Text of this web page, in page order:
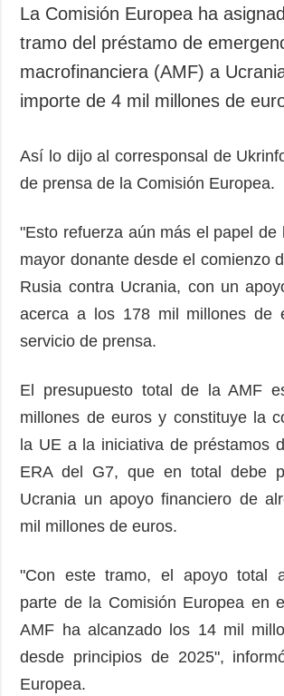
Sociedad y
Cultura
Deportes
Crimen
emergencias
ADICIONAL
Publicaciones
Entrevistas
La Comisión Europea ha
tramo del préstamo de
macrofinanciera (AMF) a
importe de 4 mil millones de
Así lo dijo al corresponsal de
de prensa de la Comisión Europea.
"Esto refuerza aún más el papel de
mayor donante desde el comienzo
Rusia contra Ucrania, con un
acerca a los 178 mil millones de
servicio de prensa.
El presupuesto total de la AMF
millones de euros y constituye la
la UE a la iniciativa de préstamos
ERA del G7, que en total debe
Ucrania un apoyo financiero de
mil millones de euros.
"Con este tramo, el apoyo total
parte de la Comisión Europea en
AMF ha alcanzado los 14 mil
desde principios de 2025",
Europea.